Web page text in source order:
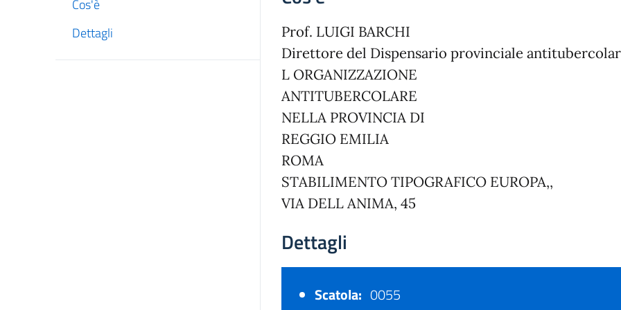
Cos'è
Dettagli
Prof. LUIGI BARCHI
Direttore del Dispensario provinciale
L ORGANIZZAZIONE
ANTITUBERCOLARE
NELLA PROVINCIA DI
REGGIO EMILIA
ROMA
STABILIMENTO TIPOGRAFICO EUROPA,,
VIA DELL ANIMA, 45
Dettagli
Scatola: 0055